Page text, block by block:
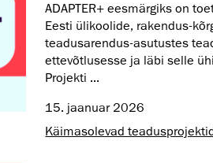
ADAPTER+ eesmärgiks on
Eesti ülikoolide, rakendus-
teadusarendus-asutustes
ettevõtlusesse ja läbi selle
Projekti ...
15. jaanuar 2026
Käimasolevad